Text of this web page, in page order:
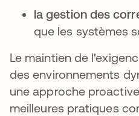
la gestion des
que les systèmes
Le maintien de
des environnements
une approche
meilleures pratiques